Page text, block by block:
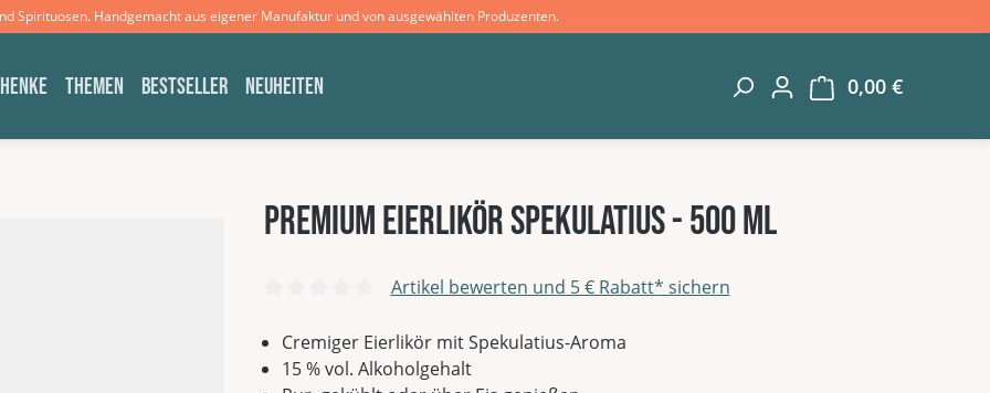
Spirituosen. Handgemacht aus eigener Manufaktur und von ausgewählten Produzenten.
THEMEN BESTSELLER NEUHEITEN 0,00 €
Premium Eierlikör Spekulatius - 500 ml
Artikel bewerten und 5 € Rabatt* sichern
Cremiger Eierlikör mit Spekulatius-Aroma
15 % vol. Alkoholgehalt